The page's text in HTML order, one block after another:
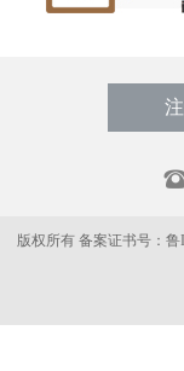
版权所有 备案证书号：鲁